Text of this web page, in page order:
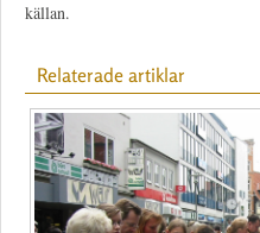
källan.
Relaterade artiklar